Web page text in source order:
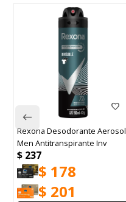
Rexona Desodorante Aerosol
Men Antitranspirante Inv
$ 237
$ 178
$ 201